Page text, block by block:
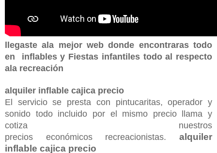
llegaste ala mejor web donde encontraras todo
en inflables y Fiestas infantiles todo al respecto
ala recreación
alquiler inflable cajica precio
El servicio se presta con pintucaritas, operador y
sonido todo incluido por el mismo precio llama y
cotiza nuestros
precios económicosrecreacionistas.alquiler
inflable cajica precio